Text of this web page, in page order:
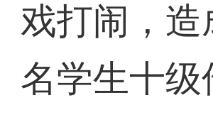
戏打闹，造
名学生十级